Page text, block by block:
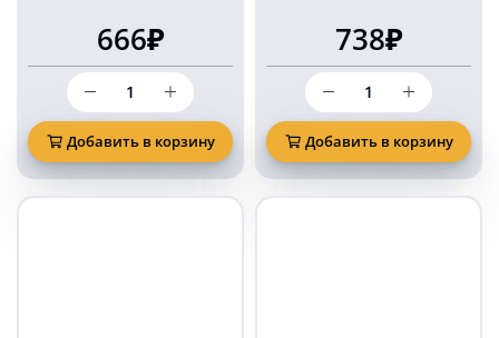
666₽
Количество
товара
Маяк
проблесковый
светодиодный
KARAVAN
синий
Добавить в корзину
738₽
Количество
товара
Маяк
проблесковый
светодиодный
KARAVAN
синий
Добавить в корзину